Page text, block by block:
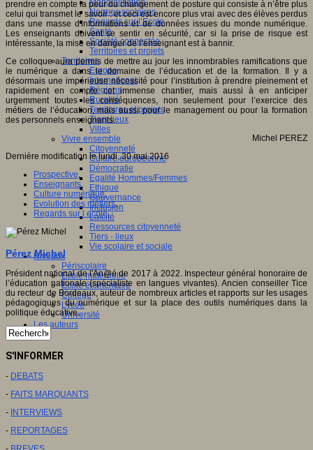
Mondialisation
Normes scolaires
Regards sur l’Ecole
Santé
Société connectée
Territoires et projets
Territoires
Europe
International
Régions
Ruralité
Territoires et projets
Tiers lieux
Villes
Vivre ensemble
Citoyenneté
Culture européenne
Démocratie
Egalité Hommes/Femmes
Ethique
Gouvernance
Inclusion
Laïcité
Ressources citoyenneté
Tiers - lieux
Vie scolaire et sociale
Niveaux
Périscolaire
Ecole maternelle
Ecole élémentaire
Collège
Lycée
Université
Les auteurs
prendre en compte la peur du changement de posture qui consiste à n’être plus
celui qui transmet le savoir : et ceci est encore plus vrai avec des élèves perdus
dans une masse d'informations et de données issues du monde numérique.
Les enseignants doivent se sentir en sécurité, car si la prise de risque est
intéressante, la mise en danger de l’enseignant est à bannir.
Ce colloque aura permis de mettre au jour les innombrables ramifications que
le numérique a dans le domaine de l’éducation et de la formation. Il y a
désormais une impérieuse nécessité pour l’institution à prendre pleinement et
rapidement en compte cet immense chantier, mais aussi à en anticiper
urgemment toutes les conséquences, non seulement pour l’exercice des
métiers de l’éducation, mais aussi pour le management ou pour la formation
des personnels enseignants.
Michel PEREZ
Dernière modification le lundi, 30 mai 2016
Prospective,
Enseignants,
Culture numérique,
Evolution des métiers,
Regards sur l ecole,
Pérez Michel
Président national de l'An@é de 2017 à 2022. Inspecteur général honoraire de
l’éducation nationale (spécialiste en langues vivantes). Ancien conseiller Tice
du recteur de Bordeaux, auteur de nombreux articles et rapports sur les usages
pédagogiques du numérique et sur la place des outils numériques dans la
politique éducative.
S'INFORMER
- DEBATS
- FAITS MARQUANTS
- INTERVIEWS
- REPORTAGES